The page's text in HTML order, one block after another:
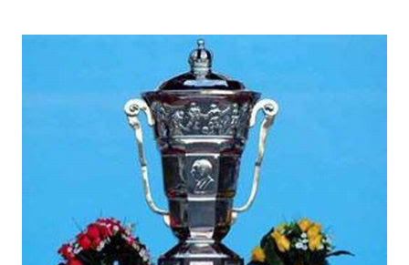
joueurs soussis, et ont réussi à mener au score à la dernière
minute du temps réglementaire grâce à un but de Mourad
Benchrifa. Son poursuivant direct le CRA de son coté a
chuté à domicile face à l'OCK sur le score de 0 - 2. La
bonne affaire de la semaine a été réalisée par le Moghreb
de Tetouan qui s'est hissé à la deuxième place après avoir
remporté trois précieux points sur la pelouse du complexe
Moulay Abdallah face aux FAR grâce à un but marqué par
Abdeladim Khadrouf à la 61e...